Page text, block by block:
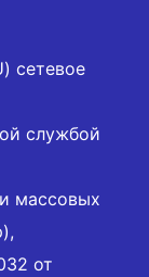
сетевое
службой
массовых
от